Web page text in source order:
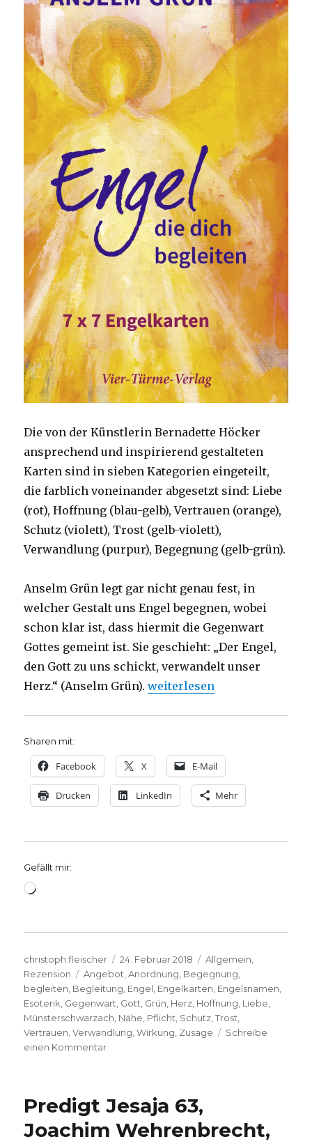
Die von der Künstlerin Bernadette Höcker
ansprechend und inspirierend gestalteten
Karten sind in sieben Kategorien eingeteilt,
die farblich voneinander abgesetzt sind: Liebe
(rot), Hoffnung (blau-gelb), Vertrauen (orange),
Schutz (violett), Trost (gelb-violett),
Verwandlung (purpur), Begegnung (gelb-grün).
Anselm Grün legt gar nicht genau fest, in
welcher Gestalt uns Engel begegnen, wobei
schon klar ist, dass hiermit die Gegenwart
Gottes gemeint ist. Sie geschieht: „Der Engel,
den Gott zu uns schickt, verwandelt unser
Herz.“ (Anselm Grün).„In dir ist Vertrauen,
weiterlesen
Sharen mit:
Facebook X E-Mail
Drucken LinkedIn Mehr
Gefällt mir:
Wird
Autor
christoph.fleischer
Veröffentlicht
am
24. Februar 2018 Kategorien
Allgemein
Rezension
Schlagwörter
Angebot ,Anordnung Begegnung
begleiten Begleitung Engel Engelkarten Engelsnamen
Esoterik Gegenwart Gott Grün Herz Hoffnung Liebe
Münsterschwarzach Nähe Pflicht Schutz ,Trost
Vertrauen ,Verwandlung ,Wirkung Zusage
Schreibe
einen Kommentarzu
Vertrauen,
Rezension
von
Predigt Jesaja 63,
Joachim Wehrenbrecht,